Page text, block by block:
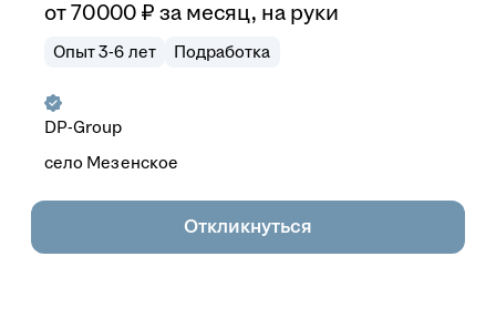
от70 000 ₽ за месяц, на руки
Опыт 3-6 лет Подработка
DP-Group
село Мезенское
Откликнуться